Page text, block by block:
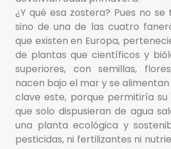
¿Y qué esa zostera? Pues no
sino de una de las cuatro
que existen en Europa,
de plantas que científicos y
superiores, con semillas,
nacen bajo el mar y se alimentan
clave este, porque permitiría su
que solo dispusieran de agua
una planta ecológica y
pesticidas, ni fertilizantes ni